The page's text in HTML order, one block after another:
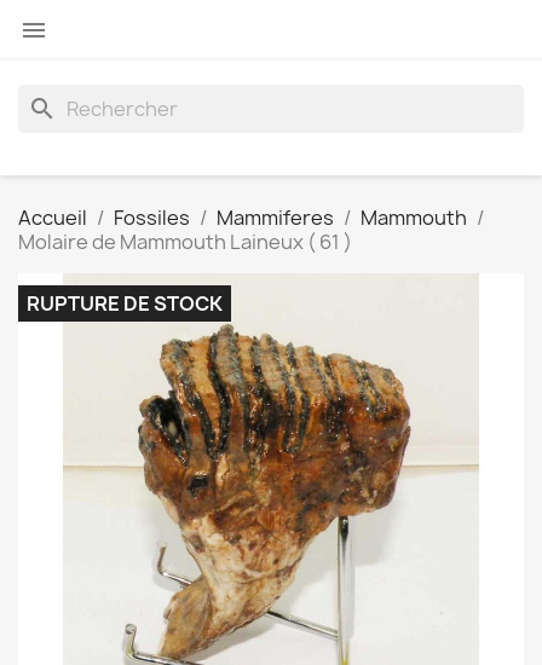

search
Accueil Fossiles Mammiferes
Mammouth
Molaire de Mammouth Laineux ( 61 )
RUPTURE DE STOCK